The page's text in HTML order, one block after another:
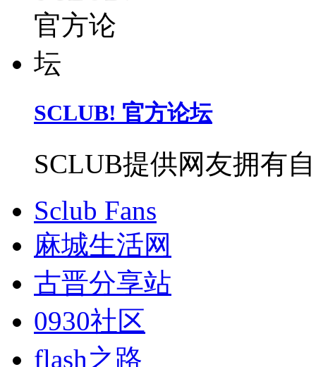
SCLUB! 官方论坛
SCLUB提供网友拥有
Sclub Fans
麻城生活网
古晋分享站
0930社区
flash之路